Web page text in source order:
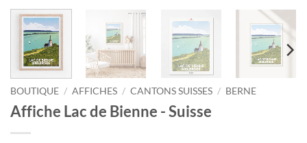
BOUTIQUE / AFFICHES / CANTONS SUISSES / BERNE
Affiche Lac de Bienne - Suisse